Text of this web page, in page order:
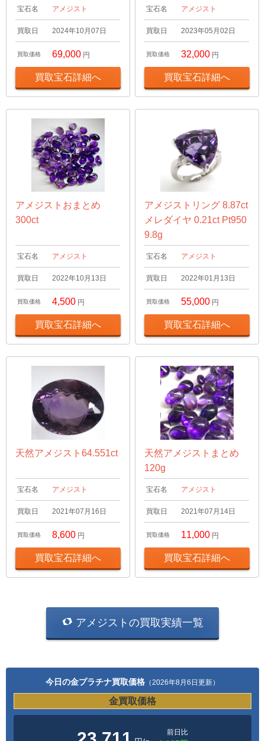
宝石名 アメジスト
買取日 2024年10月07日
買取価格 69,000 円
買取宝石詳細へ
宝石名 アメジスト
買取日 2023年05月02日
買取価格 32,000 円
買取宝石詳細へ
アメジストおまとめ
300ct
宝石名 アメジスト
買取日 2022年10月13日
買取価格 4,500 円
買取宝石詳細へ
アメジストリング 8.87ct
メレダイヤ 0.21ct Pt950
9.8g
宝石名 アメジスト
買取日 2022年01月13日
買取価格 55,000 円
買取宝石詳細へ
天然アメジスト64.551ct
宝石名 アメジスト
買取日 2021年07月16日
買取価格 8,600 円
買取宝石詳細へ
天然アメジストまとめ
120g
宝石名 アメジスト
買取日 2021年07月14日
買取価格 11,000 円
買取宝石詳細へ
アメジストの買取実績一覧
今日の金プラチナ買取価格 （2026年8月6日更新）
金買取価格
前日比